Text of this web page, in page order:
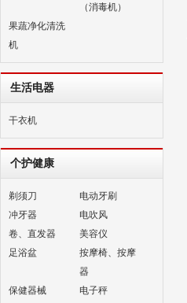
（消毒机）
果蔬净化清洗
机
生活电器
干衣机
个护健康
剃须刀
电动牙刷
冲牙器
电吹风
卷、直发器
美容仪
足浴盆
按摩椅、按摩
器
保健器械
电子秤